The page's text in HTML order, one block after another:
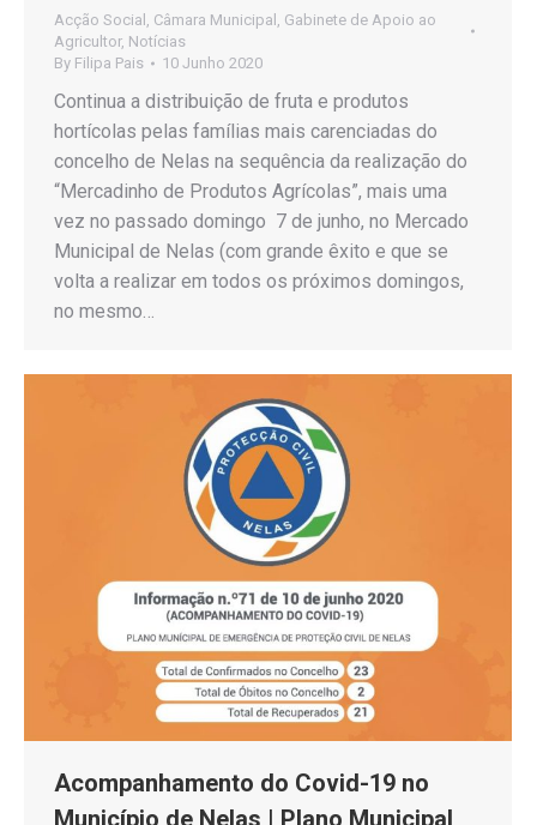
Acção Social , Câmara Municipal , Gabinete de Apoio ao
Agricultor, Notícias
By Filipa Pais 10 Junho 2020
Continua a distribuição de fruta e produtos
hortícolas pelas famílias mais carenciadas do
concelho de Nelas na sequência da realização do
“Mercadinho de Produtos Agrícolas”, mais uma
vez no passado domingo 7 de junho, no Mercado
Municipal de Nelas (com grande êxito e que se
volta a realizar em todos os próximos domingos,
no mesmo…
Acompanhamento do Covid-19 no
Município de Nelas | Plano Municipal